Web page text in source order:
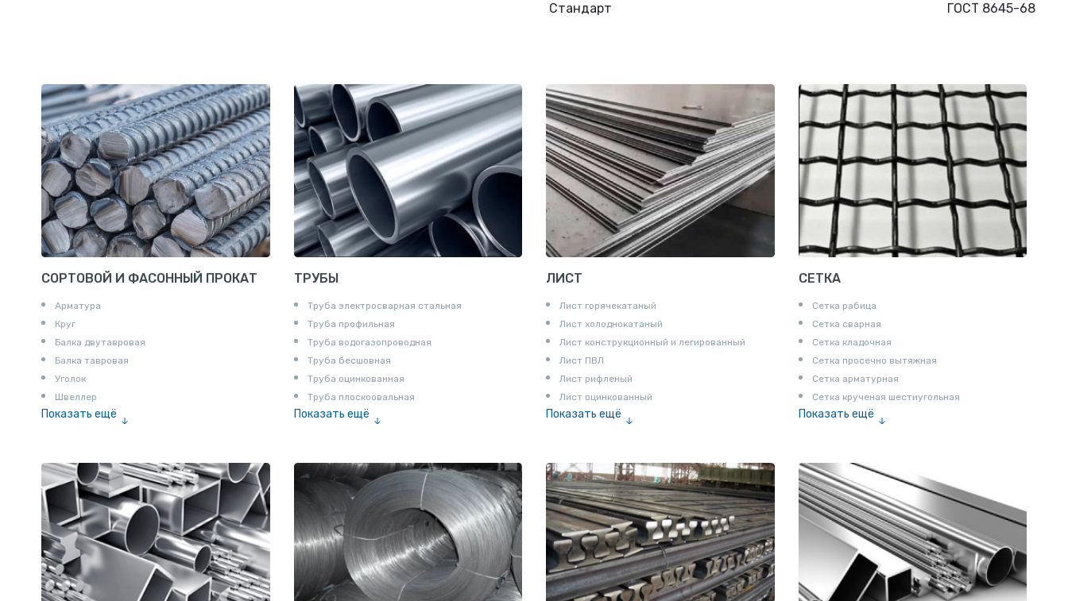
Стандарт
ГОСТ 8645-68
СОРТОВОЙ И ФАСОННЫЙ ПРОКАТ
Арматура
Круг
Балка двутавровая
Балка тавровая
Уголок
Швеллер
Показать ещё
Катанка
Шестигранник
Полособульб
Полукруг
Шпунт Ларсена
ТРУБЫ
Труба электросварная стальная
Труба профильная
Труба водогазопроводная
Труба бесшовная
Труба оцинкованная
Труба плоскоовальная
Показать ещё
ЛИСТ
Лист горячекатаный
Лист холоднокатаный
Лист конструкционный и легированный
Лист ПВЛ
Лист рифленый
Лист оцинкованный
Показать ещё
СЕТКА
Сетка рабица
Сетка сварная
Сетка кладочная
Сетка просечно вытяжная
Сетка арматурная
Сетка крученая шестиугольная
Показать ещё